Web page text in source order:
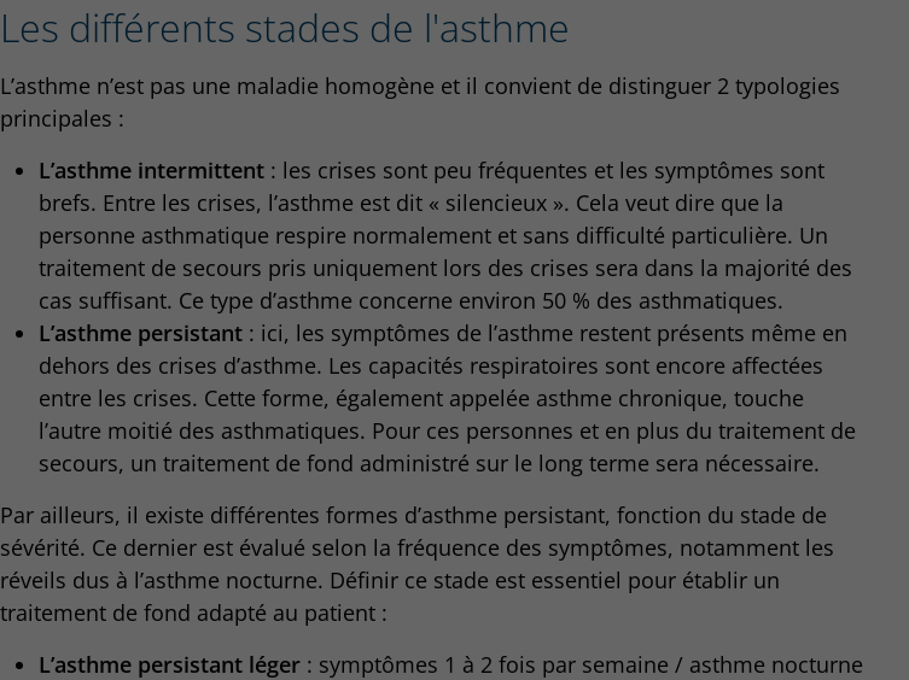
Les différents stades de l'asthme
L’asthme n’est pas une maladie homogène et il convient de distinguer 2 typologies
principales :
L’asthme intermittent : les crises sont peu fréquentes et les symptômes sont
brefs. Entre les crises, l’asthme est dit « silencieux ». Cela veut dire que la
personne asthmatique respire normalement et sans difficulté particulière. Un
traitement de secours pris uniquement lors des crises sera dans la majorité des
cas suffisant. Ce type d’asthme concerne environ 50 % des asthmatiques.
L’asthme persistant : ici, les symptômes de l’asthme restent présents même en
dehors des crises d’asthme. Les capacités respiratoires sont encore affectées
entre les crises. Cette forme, également appelée asthme chronique, touche
l’autre moitié des asthmatiques. Pour ces personnes et en plus du traitement de
secours, un traitement de fond administré sur le long terme sera nécessaire.
Par ailleurs, il existe différentes formes d’asthme persistant, fonction du stade de
sévérité. Ce dernier est évalué selon la fréquence des symptômes, notamment les
réveils dus à l’asthme nocturne. Définir ce stade est essentiel pour établir un
traitement de fond adapté au patient :
L’asthme persistant léger : symptômes 1 à 2 fois par semaine / asthme nocturne